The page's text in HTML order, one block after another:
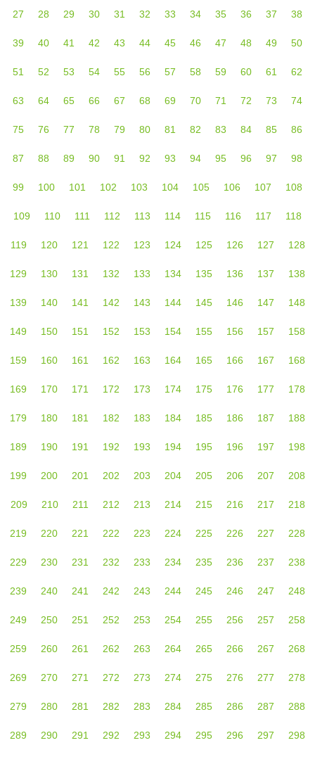
27 28 29 30 31 32 33 34 35 36 37 38
39 40 41 42 43 44 45 46 47 48 49 50
51 52 53 54 55 56 57 58 59 60 61 62
63 64 65 66 67 68 69 70 71 72 73 74
75 76 77 78 79 80 81 82 83 84 85 86
87 88 89 90 91 92 93 94 95 96 97 98
99 100 101 102 103 104 105 106 107 108
109 110 111 112 113 114 115 116 117 118
119 120 121 122 123 124 125 126 127 128
129 130 131 132 133 134 135 136 137 138
139 140 141 142 143 144 145 146 147 148
149 150 151 152 153 154 155 156 157 158
159 160 161 162 163 164 165 166 167 168
169 170 171 172 173 174 175 176 177 178
179 180 181 182 183 184 185 186 187 188
189 190 191 192 193 194 195 196 197 198
199 200 201 202 203 204 205 206 207 208
209 210 211 212 213 214 215 216 217 218
219 220 221 222 223 224 225 226 227 228
229 230 231 232 233 234 235 236 237 238
239 240 241 242 243 244 245 246 247 248
249 250 251 252 253 254 255 256 257 258
259 260 261 262 263 264 265 266 267 268
269 270 271 272 273 274 275 276 277 278
279 280 281 282 283 284 285 286 287 288
289 290 291 292 293 294 295 296 297 298